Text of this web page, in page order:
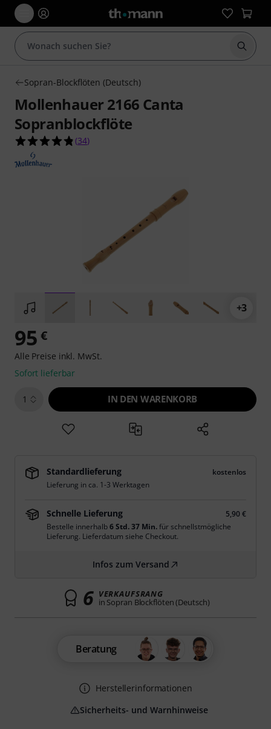
Suche
Sopran-Blockflöten (Deutsch)
Mollenhauer 2166 Canta
Sopranblockflöte
4.8 von 5 Sternen aus 34 Kundenbewertungen
(34)
+3
95 €
Alle Preise inkl. MwSt.
Sofort lieferbar
1 IN DEN WARENKORB
Standardlieferung
kostenlos
Lieferung in ca. 1-3 Werktagen
Schnelle Lieferung
5,90 €
Bestelle innerhalb6 Std. 37 Min.für schnellstmögliche
Lieferung. Lieferdatum siehe Checkout.
Infos zum Versand
6 VERKAUFSRANG
in Sopran Blockflöten (Deutsch)
Beratung
Herstellerinformationen
Sicherheits- und Warnhinweise